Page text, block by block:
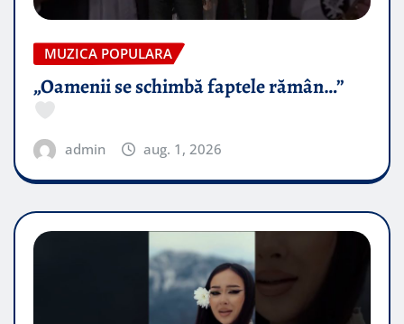
MUZICA POPULARA
„Oamenii se schimbă faptele rămân…”
admin aug. 1, 2026